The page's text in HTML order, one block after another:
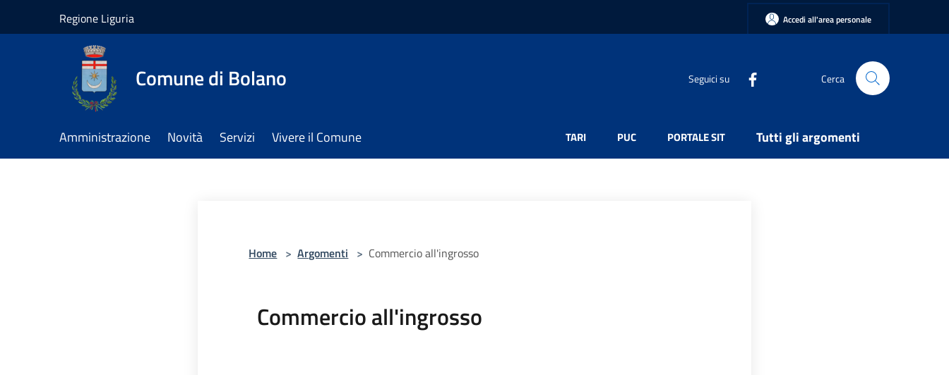
Regione Liguria Accedi all'area personale
Comune di Bolano Seguici su Cerca
Amministrazione Novità Servizi Vivere il Comune TARI PUC PORTALE SIT Tutti gli argomenti
Home > Argomenti > Commercio all'ingrosso
Commercio all'ingrosso